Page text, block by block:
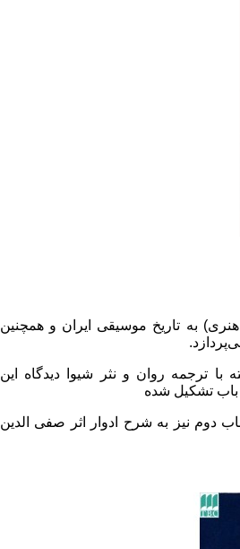
به تاریخ موسیقی ایران و همچنین
ترجمه روان و نثر شیوا دیدگاه این
باب تشکیل شده
دوم نیز به شرح ادوار اثر صفی الدین